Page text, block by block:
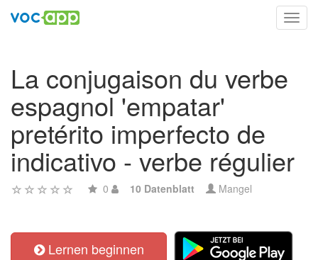
La conjugaison du verbe
espagnol 'empatar'
pretérito imperfecto de
indicativo - verbe régulier
0 10 Datenblatt Mangel
Lernen beginnen